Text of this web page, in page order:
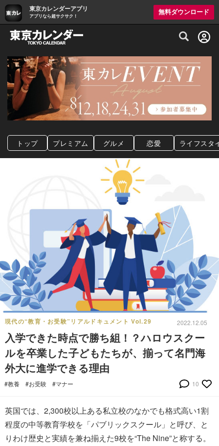
東京カレンダーアプリ
アプリなら超サクサク！
無料ダウンロード
グルメ情報・プレミアムレストラン予約
トップ プレミアム グルメ 恋愛 ライフスタ
現代の“教育・お受験”リアルドキュメント Vol.29 2022.12.05
入学できた時点で勝ち組！？ハロウスクー
ルを卒業した子どもたちが、揃って名門海
外大に進学できる理由
#教養 #お受験 #マナー 10
英国では、2,300校以上ある私立校のなかでも格式高い1割
程度の中等教育学校を「パブリックスクール」と呼び、と
りわけ歴史と実績を兼ね揃えた9校を“The Nine”と称する。